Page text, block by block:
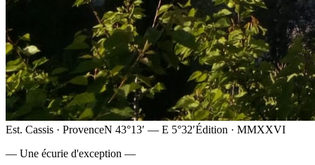
Est. Cassis · ProvenceN 43°13′ — E 5°32′Édition · MMXXVI
— Une écurie d'exception —